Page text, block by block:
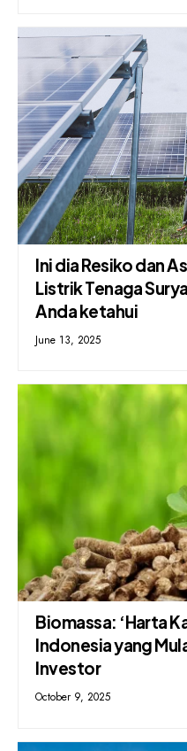
Ini dia Resiko dan
Listrik Tenaga
Anda ketahui
June 13, 2025
Biomassa: ‘Harta
Indonesia yang
Investor
October 9, 2025